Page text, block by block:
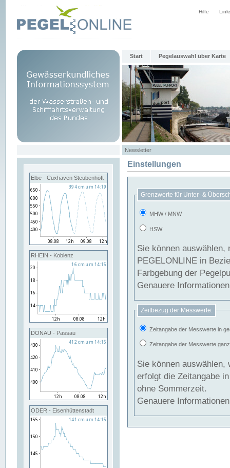
Hilfe
Start Pegelauswahl über Karte
Newsletter
Elbe - Cuxhaven Steubenhöft
RHEIN - Koblenz
DONAU - Passau
ODER - Eisenhüttenstadt
Einstellungen
Grenzwerte für Unter- &
MHW / MNW
HSW
Sie können
PEGELONLINE in Beziehung
Farbgebung der
Genauere
Zeitbezug der Messwerte:
Zeitangabe der Messwerte in
Zeitangabe der Messwerte
Sie können auswählen,
erfolgt die Zeitangabe
ohne Sommerzeit.
Genauere